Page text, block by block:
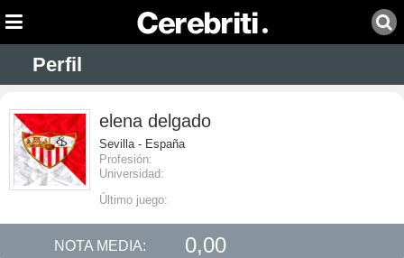
Perfil
elena delgado
Sevilla - España
Profesión:
Universidad:
Último juego:
NOTA MEDIA: 0,00